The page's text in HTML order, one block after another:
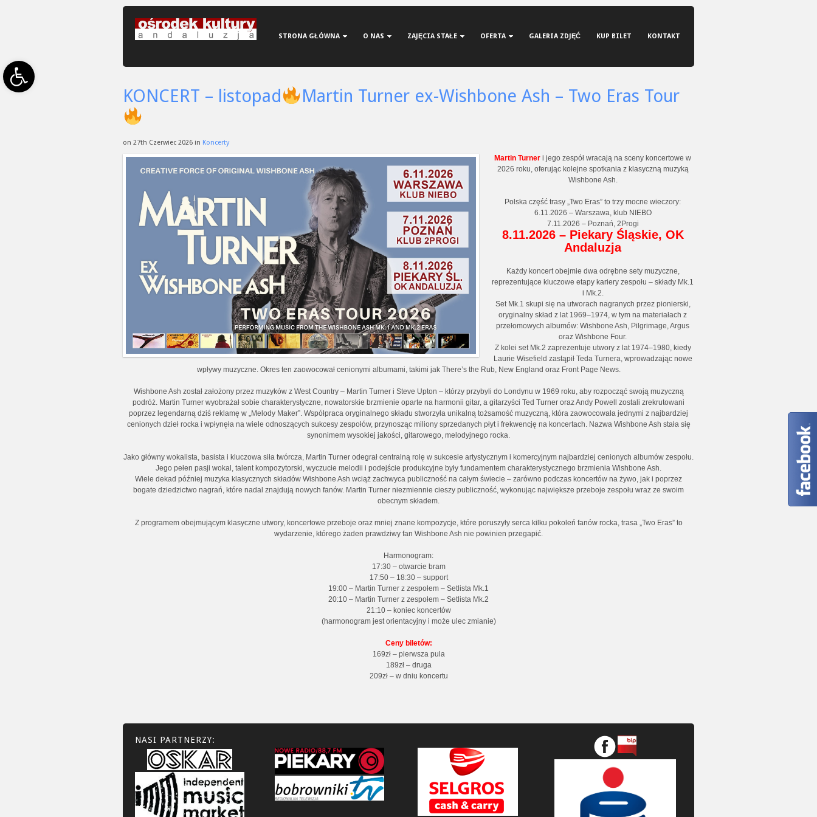
Open toolbar
STRONA GŁÓWNA O NAS ZAJĘCIA STAŁE OFERTA GALERIA ZDJĘĆ KUP BILET KONTAKT
KONCERT – listopad Martin Turner ex-Wishbone Ash – Two Eras Tour
on 27th Czerwiec 2026 in Koncerty
Martin Turner i jego zespół wracają na sceny koncertowe w
2026 roku, oferując kolejne spotkania z klasyczną muzyką
Wishbone Ash.
Polska część trasy „Two Eras” to trzy mocne wieczory:
6.11.2026 – Warszawa, klub NIEBO
7.11.2026 – Poznań, 2Progi
8.11.2026 – Piekary Śląskie, OK
Andaluzja
Każdy koncert obejmie dwa odrębne sety muzyczne,
reprezentujące kluczowe etapy kariery zespołu – składy Mk.1
i Mk.2.
Set Mk.1 skupi się na utworach nagranych przez pionierski,
oryginalny skład z lat 1969–1974, w tym na materiałach z
przełomowych albumów: Wishbone Ash, Pilgrimage, Argus
oraz Wishbone Four.
Z kolei set Mk.2 zaprezentuje utwory z lat 1974–1980, kiedy
Laurie Wisefield zastąpił Teda Turnera, wprowadzając nowe
wpływy muzyczne. Okres ten zaowocował cenionymi albumami, takimi jak There’s the Rub, New England oraz Front Page News.
Wishbone Ash został założony przez muzyków z West Country – Martin Turner i Steve Upton – którzy przybyli do Londynu w 1969 roku, aby rozpocząć swoją muzyczną
podróż. Martin Turner wyobrażał sobie charakterystyczne, nowatorskie brzmienie oparte na harmonii gitar, a gitarzyści Ted Turner oraz Andy Powell zostali zrekrutowani
poprzez legendarną dziś reklamę w „Melody Maker”. Współpraca oryginalnego składu stworzyła unikalną tożsamość muzyczną, która zaowocowała jednymi z najbardziej
cenionych dzieł rocka i wpłynęła na wiele odnoszących sukcesy zespołów, przynosząc miliony sprzedanych płyt i frekwencję na koncertach. Nazwa Wishbone Ash stała się
synonimem wysokiej jakości, gitarowego, melodyjnego rocka.
Jako główny wokalista, basista i kluczowa siła twórcza, Martin Turner odegrał centralną rolę w sukcesie artystycznym i komercyjnym najbardziej cenionych albumów zespołu.
Jego pełen pasji wokal, talent kompozytorski, wyczucie melodii i podejście produkcyjne były fundamentem charakterystycznego brzmienia Wishbone Ash.
Wiele dekad później muzyka klasycznych składów Wishbone Ash wciąż zachwyca publiczność na całym świecie – zarówno podczas koncertów na żywo, jak i poprzez
bogate dziedzictwo nagrań, które nadal znajdują nowych fanów. Martin Turner niezmiennie cieszy publiczność, wykonując największe przeboje zespołu wraz ze swoim
obecnym składem.
Z programem obejmującym klasyczne utwory, koncertowe przeboje oraz mniej znane kompozycje, które poruszyły serca kilku pokoleń fanów rocka, trasa „Two Eras” to
wydarzenie, którego żaden prawdziwy fan Wishbone Ash nie powinien przegapić.
Harmonogram:
17:30 – otwarcie bram
17:50 – 18:30 – support
19:00 – Martin Turner z zespołem – Setlista Mk.1
20:10 – Martin Turner z zespołem – Setlista Mk.2
21:10 – koniec koncertów
(harmonogram jest orientacyjny i może ulec zmianie)
Ceny biletów:
169zł – pierwsza pula
189zł – druga
209zł – w dniu koncertu
NASI PARTNERZY: